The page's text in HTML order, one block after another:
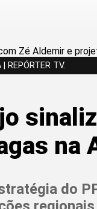
REPÓRTER TV.
na
do